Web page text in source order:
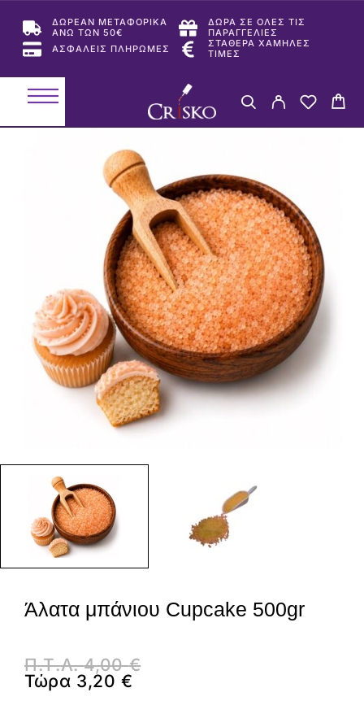
ΔΩΡΕΑΝ ΜΕΤΑΦΟΡΙΚΑ
ΑΝΩ ΤΩΝ 50€
ΔΩΡΑ ΣΕ ΟΛΕΣ ΤΙΣ
ΠΑΡΑΓΓΕΛΙΕΣ
ΑΣΦΑΛΕΙΣ ΠΛΗΡΩΜΕΣ
ΣΤΑΘΕΡΑ ΧΑΜΗΛΕΣ
ΤΙΜΕΣ
Άλατα μπάνιου Cupcake 500gr
Π.Τ.Λ.4,00€
Τώρα 3,20€